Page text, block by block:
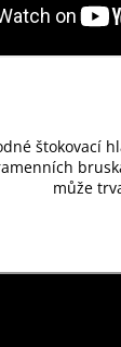
štokovací
může